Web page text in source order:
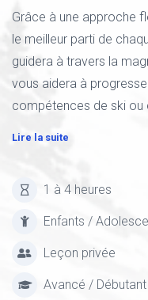
Grâce à une approche
le meilleur parti de
guidera à travers la
vous aidera à
compétences de ski ou
Lire la suite
1 à 4 heures
Enfants /
Leçon privée
Avancé /